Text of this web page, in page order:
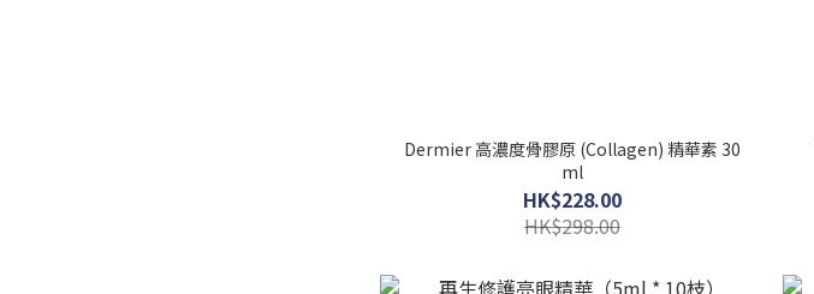
Dermier 高濃度骨膠原 (Collagen) 精華素 30
ml
HK$228.00
HK$298.00